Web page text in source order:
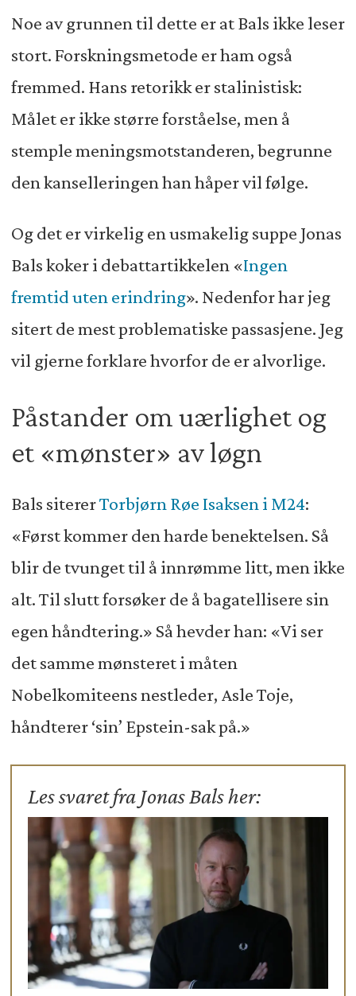
Noe av grunnen til dette er at Bals ikke leser
stort. Forskningsmetode er ham også
fremmed. Hans retorikk er stalinistisk:
Målet er ikke større forståelse, men å
stemple meningsmotstanderen, begrunne
den kanselleringen han håper vil følge.
Og det er virkelig en usmakelig suppe Jonas
Bals koker i debattartikkelen «Ingen
fremtid uten erindring». Nedenfor har jeg
sitert de mest problematiske passasjene. Jeg
vil gjerne forklare hvorfor de er alvorlige.
Påstander om uærlighet og
et «mønster» av løgn
Bals sitererTorbjørn Røe Isaksen i M24:
«Først kommer den harde benektelsen. Så
blir de tvunget til å innrømme litt, men ikke
alt. Til slutt forsøker de å bagatellisere sin
egen håndtering.» Så hevder han: «Vi ser
det samme mønsteret i måten
Nobelkomiteens nestleder, Asle Toje,
håndterer ‘sin’ Epstein-sak på.»
Les svaret fra Jonas Bals her: